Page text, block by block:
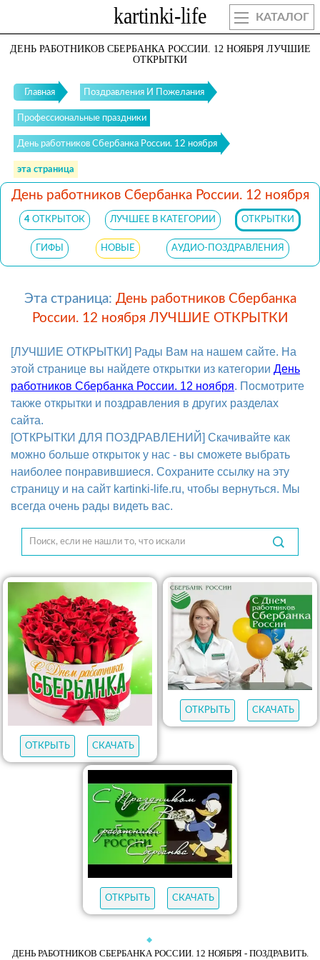
КАТАЛОГ
ДЕНЬ РАБОТНИКОВ СБЕРБАНКА РОССИИ. 12 НОЯБРЯ ЛУЧШИЕ
ОТКРЫТКИ
Главная Поздравления И Пожелания
Профессиональные праздники
День работников Сбербанка России. 12 ноября
эта страница
День работников Сбербанка России. 12 ноября
4ОТКРЫТОК ЛУЧШЕЕ В КАТЕГОРИИ ОТКРЫТКИ
ГИФЫ НОВЫЕ АУДИО-ПОЗДРАВЛЕНИЯ
Эта страница: День работников Сбербанка
России. 12 ноября ЛУЧШИЕ ОТКРЫТКИ
[ЛУЧШИЕ ОТКРЫТКИ] Рады Вам на нашем сайте. На
этой странице вы найдете открытки из категории День
работников Сбербанка России. 12 ноября. Посмотрите
также открытки и поздравления в других разделах
сайта.
[ОТКРЫТКИ ДЛЯ ПОЗДРАВЛЕНИЙ] Скачивайте как
можно больше открыток у нас - вы сможете выбрать
наиболее понравившиеся. Сохраните ссылку на эту
страницу и на сайт kartinki-life.ru, чтобы вернуться. Мы
всегда очень рады видеть вас.
ОТКРЫТЬ СКАЧАТЬ
ОТКРЫТЬ СКАЧАТЬ
ОТКРЫТЬ СКАЧАТЬ
ДЕНЬ РАБОТНИКОВ СБЕРБАНКА РОССИИ. 12 НОЯБРЯ - ПОЗДРАВИТЬ.